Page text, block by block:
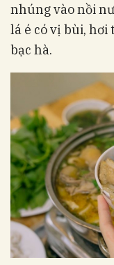
nhúng vào nồi
lá é có vị bùi,
bạc hà.